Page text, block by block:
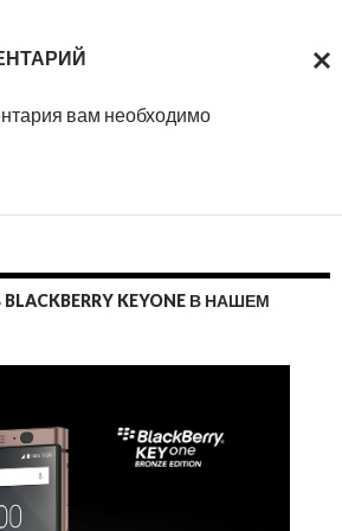
вам необходимо
KEYONE В НАШЕМ